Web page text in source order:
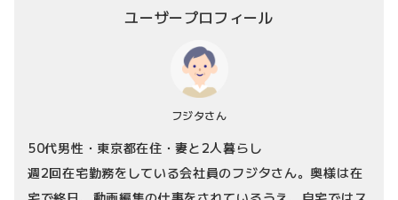
ユーザープロフィール
フジタさん
50代男性・東京都在住・妻と2人暮らし
週2回在宅勤務をしている会社員のフジタさん。奥様は在